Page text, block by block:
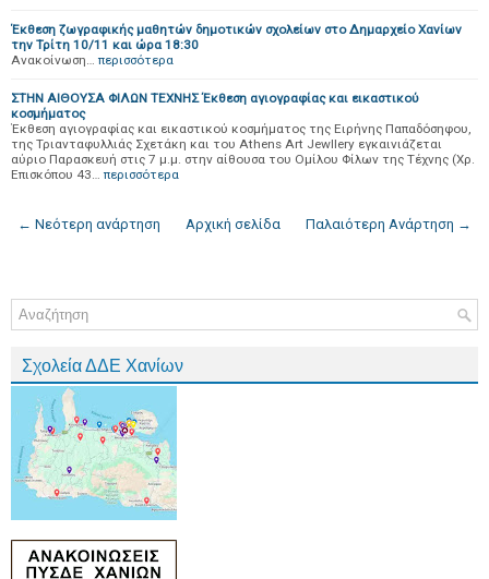
Έκθεση ζωγραφικής μαθητών δημοτικών σχολείων στο Δημαρχείο Χανίων
την Τρίτη 10/11 και ώρα 18:30
Ανακοίνωση… περισσότερα
ΣΤΗΝ ΑΙΘΟΥΣΑ ΦΙΛΩΝ ΤΕΧΝΗΣ Έκθεση αγιογραφίας και εικαστικού
κοσμήματος
Έκθεση αγιογραφίας και εικαστικού κοσμήματος της Ειρήνης Παπαδόσηφου,
της Τριανταφυλλιάς Σχετάκη και του Athens Art Jewllery εγκαινιάζεται
αύριο Παρασκευή στις 7 μ.μ. στην αίθουσα του Ομίλου Φίλων της Τέχνης (Χρ.
Επισκόπου 43… περισσότερα
← Νεότερη ανάρτηση Παλαιότερη Ανάρτηση →
Αρχική σελίδα
Σχολεία ΔΔΕ Χανίων